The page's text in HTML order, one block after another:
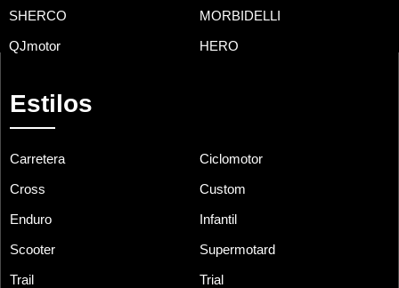
SHERCO MORBIDELLI
QJmotor HERO
Estilos
Carretera Ciclomotor
Cross Custom
Enduro Infantil
Scooter Supermotard
Trail Trial